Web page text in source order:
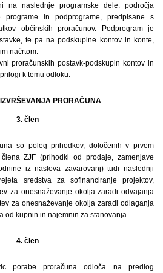
na naslednje programske dele: področja
programe in podprograme, predpisane s
občinskih proračunov. Podprogram je
te pa na podskupine kontov in konte,
načrtom.
proračunskih postavk-podskupin kontov in
k temu odloku.
PRORAČUNA
3. člen
so poleg prihodkov, določenih v prvem
ZJF (prihodki od prodaje, zamenjave
iz naslova zavarovanj) tudi naslednji
sredstva za sofinanciranje projektov,
za onesnaževanje okolja zaradi odvajanja
za onesnaževanje okolja zaradi odlaganja
od kupnin in najemnin za stanovanja.
4. člen
porabe proračuna odloča na predlog